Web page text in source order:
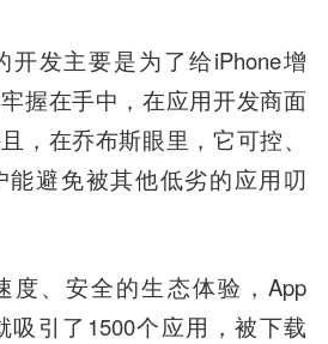
开发主要是为了给iPhone增
握在手中，在应用开发商面
， 在乔布斯眼里，它可控、
避免被其他低劣的应用叨
度、安全的生态体验，App
吸引了1500个应用，被下载